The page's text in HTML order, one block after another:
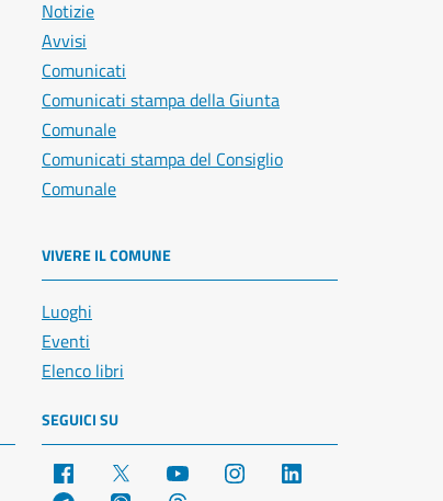
Notizie
Avvisi
Comunicati
Comunicati stampa della Giunta
Comunale
Comunicati stampa del Consiglio
Comunale
VIVERE IL COMUNE
Luoghi
Eventi
Elenco libri
SEGUICI SU
Facebook YouTube Instagram